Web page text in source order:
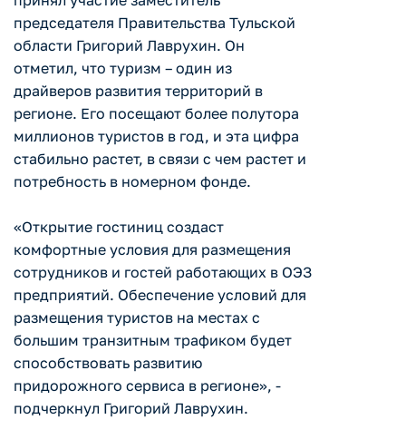
председателя Правительства Тульской
области Григорий Лаврухин. Он
отметил, что туризм – один из
драйверов развития территорий в
регионе. Его посещают более полутора
миллионов туристов в год, и эта цифра
стабильно растет, в связи с чем растет и
потребность в номерном фонде.
«Открытие гостиниц создаст
комфортные условия для размещения
сотрудников и гостей работающих в ОЭЗ
предприятий. Обеспечение условий для
размещения туристов на местах с
большим транзитным трафиком будет
способствовать развитию
придорожного сервиса в регионе», -
подчеркнул Григорий Лаврухин.